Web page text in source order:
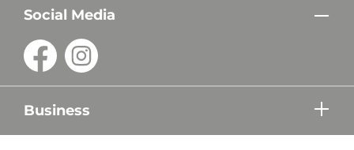
Social Media
Business